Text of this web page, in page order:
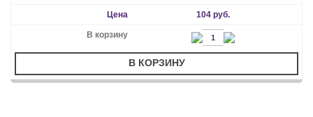
104 руб.
В КОРЗИНУ